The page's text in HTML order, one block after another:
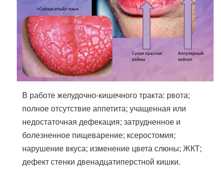
В работе желудочно-кишечного тракта: рвота;
полное отсутствие аппетита; учащенная или
недостаточная дефекация; затрудненное и
болезненное пищеварение; ксеростомия;
нарушение вкуса; изменение цвета слюны; ЖКТ;
дефект стенки двенадцатиперстной кишки.